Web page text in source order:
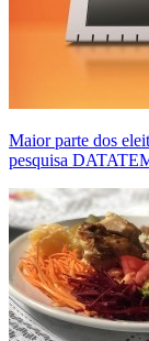
Maior parte dos
pesquisa